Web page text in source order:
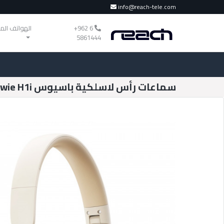
info@reach-tele.com
‎+962 6
5861444
الهواتف
سماعات رأس لاسلكية باسيوس Bowie H1i